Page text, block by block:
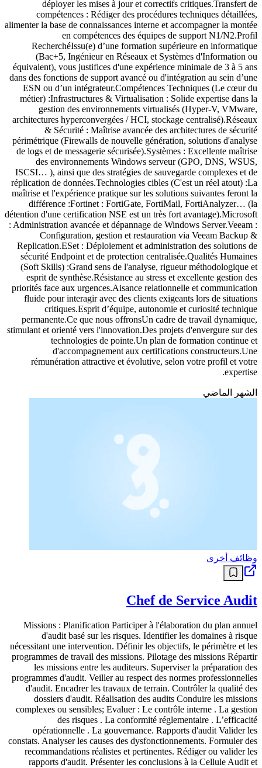
déployer les mises à jour et correctifs critiques.Transfert de
compétences : Rédiger des procédures techniques détaillées,
alimenter la base de connaissances interne et accompagner la montée
en compétences des équipes de support N1/N2.Profil
RecherchéIssu(e) d’une formation supérieure en informatique
(Bac+5, Ingénieur en Réseaux et Systèmes d'Information ou
équivalent), vous justifices d'une expérience minimale de 3 à 5 ans
dans des fonctions de support avancé ou d'intégration au sein d’une
ESN ou d’un intégrateur.Compétences Techniques (Le cœur du
métier) :Infrastructures & Virtualisation : Solide expertise dans la
gestion des environnements virtualisés (Hyper-V, VMware,
architectures hyperconvergées / HCI, stockage centralisé).Réseaux
& Sécurité : Maîtrise avancée des architectures de sécurité
périmétrique (Firewalls de nouvelle génération, solutions d'analyse
de logs et de messagerie sécurisée).Systèmes : Excellente maîtrise
des environnements Windows serveur (GPO, DNS, WSUS,
ISCSI… ), ainsi que des stratégies de sauvegarde complexes et de
réplication de données.Technologies cibles (C'est un réel atout) :La
maîtrise et l'expérience pratique sur les solutions suivantes feront la
différence :Fortinet : FortiGate, FortiMail, FortiAnalyzer… (la
détention d'une certification NSE est un très fort avantage).Microsoft
: Administration avancée et dépannage de Windows Server.Veeam :
Configuration, gestion et restauration via Veeam Backup &
Replication.ESet : Déploiement et administration des solutions de
sécurité Endpoint et de protection centralisée.Qualités Humaines
(Soft Skills) :Grand sens de l'analyse, rigueur méthodologique et
esprit de synthèse.Résistance au stress et excellente gestion des
priorités face aux urgences.Aisance relationnelle et communication
fluide pour interagir avec des clients exigeants lors de situations
critiques.Esprit d’équipe, autonomie et curiosité technique
permanente.Ce que nous offronsUn cadre de travail dynamique,
stimulant et orienté vers l'innovation.Des projets d'envergure sur des
technologies de pointe.Un plan de formation continue et
d'accompagnement aux certifications constructeurs.Une
rémunération attractive et évolutive, selon votre profil et votre
expertise.
الشهر الماضي
وظائف أخرى
Chef de Service Audit
Missions : Planification Participer à l'élaboration du plan annuel
d'audit basé sur les risques. Identifier les domaines à risque
nécessitant une intervention. Définir les objectifs, le périmètre et les
programmes de travail des missions. Pilotage des missions Répartir
les missions entre les auditeurs. Superviser la préparation des
programmes d'audit. Veiller au respect des normes professionnelles
d'audit. Encadrer les travaux de terrain. Contrôler la qualité des
dossiers d'audit. Réalisation des audits Conduire les missions
complexes ou sensibles; Evaluer : Le contrôle interne . La gestion
des risques . La conformité réglementaire . L’efficacité
opérationnelle . La gouvernance. Rapports d'audit Valider les
constats. Analyser les causes des dysfonctionnements. Formuler des
recommandations réalistes et pertinentes. Rédiger ou valider les
rapports d'audit. Présenter les conclusions à la Cellule Audit et